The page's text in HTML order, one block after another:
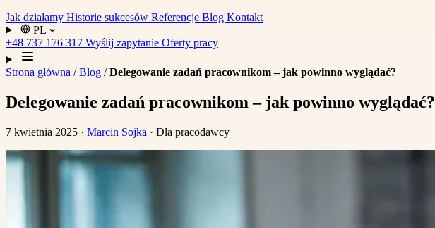
Jak działamy Historie sukcesów Referencje Blog Kontakt
PL
+48 737 176 317 Wyślij zapytanie Oferty pracy
Strona główna /Blog /Delegowanie zadań pracownikom – jak powinno wyglądać?
Delegowanie zadań pracownikom – jak powinno wyglądać?
7 kwietnia 2025 · Marcin Sojka · Dla pracodawcy